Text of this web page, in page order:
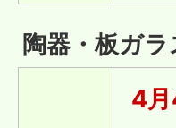
陶器・板ガ
4月